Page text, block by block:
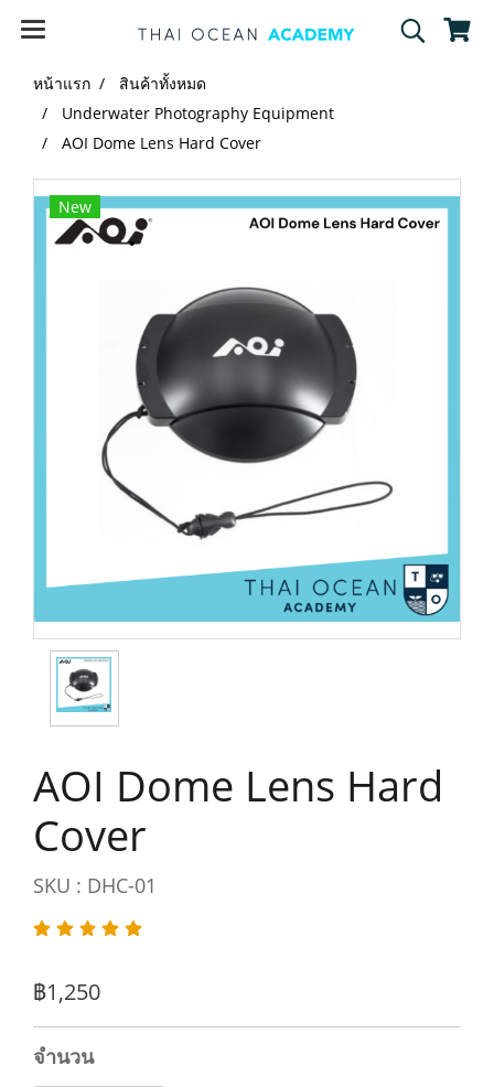
หน้าแรก
สินค้าทั้งหมด
Underwater Photography Equipment
AOI Dome Lens Hard Cover
New
AOI Dome Lens Hard
Cover
SKU : DHC-01
฿1,250
จำนวน